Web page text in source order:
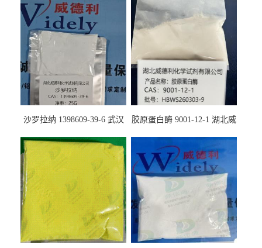
沙罗拉纳 1398609-39-6 武汉
胶原蛋白酶 9001-12-1 湖北威